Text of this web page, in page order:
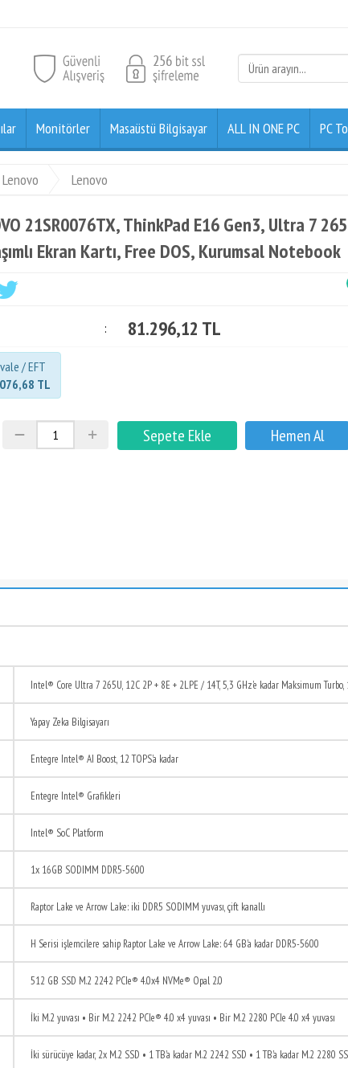
Monitörler Masaüstü Bilgisayar ALL IN ONE PC PC
Lenovo Lenovo
21SR0076TX, ThinkPad E16 Gen3, Ultra 7
Ekran Kartı, Free DOS, Kurumsal Notebook
: 81.296,12 TL
/ EFT
TL
Intel® Core Ultra 7 265U, 12C 2P + 8E + 2LPE / 14T, 5,3 GHz'e kadar Maksimum
Yapay Zeka Bilgisayarı
Entegre Intel® AI Boost, 12 TOPS'a kadar
Entegre Intel® Grafikleri
Intel® SoC Platform
1x 16GB SODIMM DDR5-5600
Raptor Lake ve Arrow Lake: iki DDR5 SODIMM yuvası, çift kanallı
H Serisi işlemcilere sahip Raptor Lake ve Arrow Lake: 64 GB'a kadar DDR5-5600
512 GB SSD M.2 2242 PCIe® 4.0x4 NVMe® Opal 2.0
İki M.2 yuvası • Bir M.2 2242 PCIe® 4.0 x4 yuvası • Bir M.2 2280 PCIe 4.0 x4 yuvası
İki sürücüye kadar, 2x M.2 SSD • 1 TB'a kadar M.2 2242 SSD • 1 TB'a kadar M.2 2280